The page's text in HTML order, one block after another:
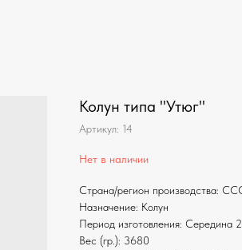
Колун типа "Утюг"
Артикул: 14
Нет в наличии
Страна/регион производства:
Назначение: Колун
Период изготовления: Середина
Вес (гр.): 3680